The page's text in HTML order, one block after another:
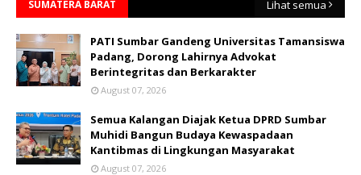
SUMATERA BARAT Lihat semua
PATI Sumbar Gandeng Universitas Tamansiswa
Padang, Dorong Lahirnya Advokat
Berintegritas dan Berkarakter
August 07, 2026
Semua Kalangan Diajak Ketua DPRD Sumbar
Muhidi Bangun Budaya Kewaspadaan
Kantibmas di Lingkungan Masyarakat
August 07, 2026